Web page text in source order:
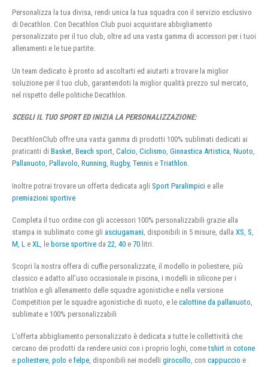
Personalizza la tua divisa, rendi unica la tua squadra con il servizio esclusivo
di Decathlon. Con Decathlon Club puoi acquistare abbigliamento
personalizzato per il tuo club, oltre ad una vasta gamma di accessori per i tuoi
allenamenti e le tue partite.
Un team dedicato è pronto ad ascoltarti ed aiutarti a trovare la miglior
soluzione per il tuo club, garantendoti la miglior qualità prezzo sul mercato,
nel rispetto delle politiche Decathlon.
SCEGLI IL TUO SPORT ED INIZIA LA PERSONALIZZAZIONE:
DecathlonClub offre una vasta gamma di prodotti 100% sublimati dedicati ai
praticanti di Basket, Beach sport, Calcio, Ciclismo, Ginnastica Artistica, Nuoto,
Pallanuoto, Pallavolo, Running, Rugby, Tennis e Triathlon.
Inoltre potrai trovare un offerta dedicata agli Sport Paralimpici e alle
premiazioni sportive
Completa il tuo ordine con gli accessori 100% personalizzabili grazie alla
stampa in sublimato come gli asciugamani , disponibili in 5 misure, dalla XS S
M L e XL , le borse sportive da 22 40 e 70 litri.
Scopri la nostra offera di cuffie personalizzate, il modello in poliestere, più
classico e adatto all’uso occasionale in piscina, i modelli in silicone per i
triathlon e gli allenamento delle squadre agonistiche e nella versione
Competition per le squadre agonistiche di nuoto, e le calottine da pallanuoto,
sublimate e 100% personalizzabili
L’offerta abbigliamento personalizzato è dedicata a tutte le collettività che
cercano dei prodotti da rendere unici con i proprio loghi, cometshirt in cotone
e poliestere, polo e felpe, disponibili nei modelli girocollo, con cappuccio e